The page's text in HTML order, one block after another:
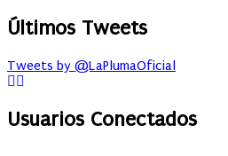
Últimos Tweets
Tweets by @LaPlumaOficial
Usuarios Conectados